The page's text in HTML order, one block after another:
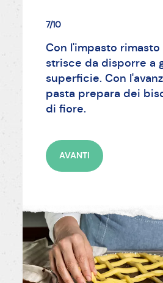
7/10
Con l'impasto
strisce da disporre a
superficie. Con
pasta prepara dei
di fiore.
AVANTI